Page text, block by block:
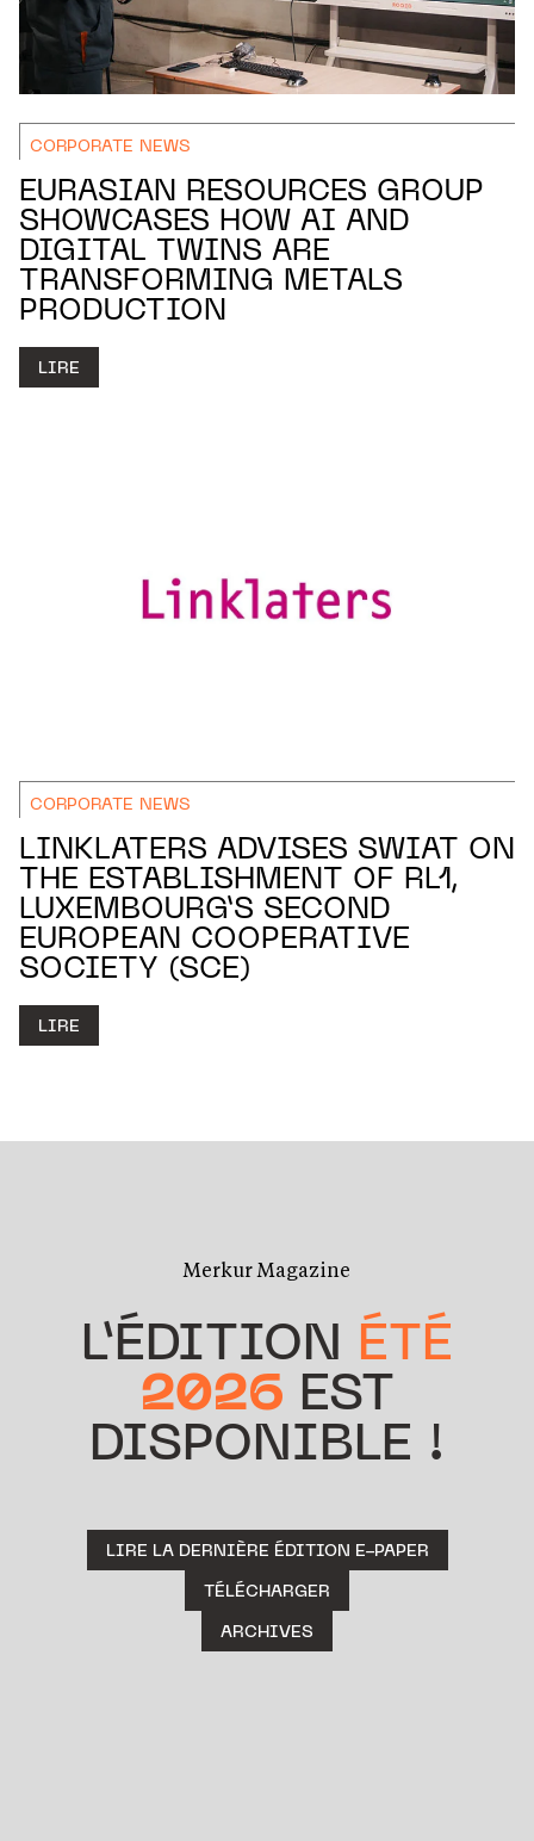
CORPORATE NEWS
EURASIAN RESOURCES GROUP
SHOWCASES HOW AI AND
DIGITAL TWINS ARE
TRANSFORMING METALS
PRODUCTION
LIRE
CORPORATE NEWS
LINKLATERS ADVISES SWIAT ON
THE ESTABLISHMENT OF RL1,
LUXEMBOURG’S SECOND
EUROPEAN COOPERATIVE
SOCIETY (SCE)
LIRE
Merkur Magazine
L’ÉDITION ÉTÉ
2026 EST
DISPONIBLE !
LIRE LA DERNIÈRE ÉDITION E-PAPER
TÉLÉCHARGER
ARCHIVES